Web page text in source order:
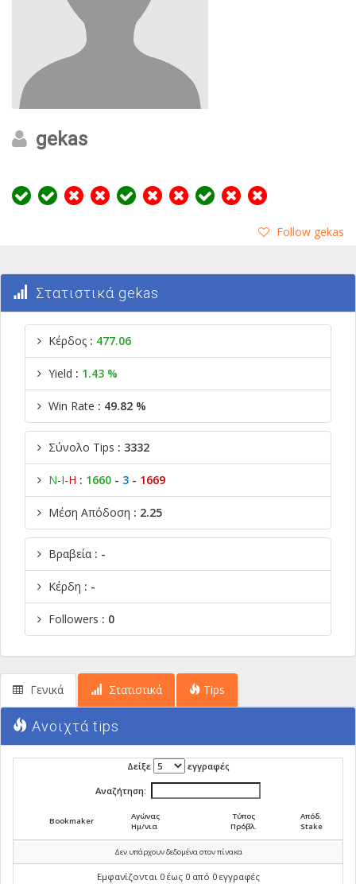
gekas
Follow gekas
Στατιστικά gekas
Κέρδος : 477.06
Yield : 1.43 %
Win Rate : 49.82 %
Σύνολο Tips : 3332
Ν-Ι-Η : 1660 - 3 - 1669
Μέση Απόδοση : 2.25
Βραβεία : -
Κέρδη : -
Followers : 0
Γενικά Στατιστικά Tips
Ανοιχτά tips
Δείξε εγγραφές
Αναζήτηση:
Bookmaker
Αγώνας
Ημ/νια
Τύπος
Πρόβλ.
Απόδ.
Stake
Δεν υπάρχουν δεδομένα στον πίνακα
Εμφανίζονται 0 έως 0 από 0 εγγραφές